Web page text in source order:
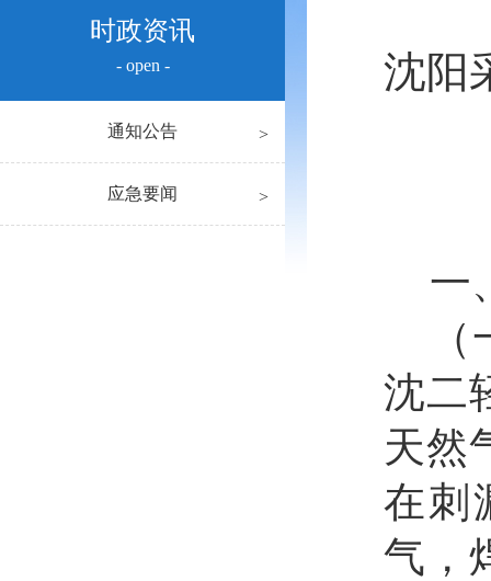
时政资讯
- open -
通知公告
应急要闻
沈阳
一
沈二
天然
在刺
气，